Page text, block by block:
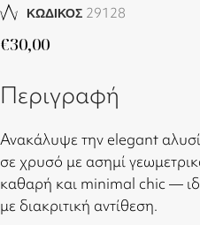
ΚΩΔΙΚΟΣ 29128
€30,00
Περιγραφή
Ανακάλυψε την elegant
σε χρυσό με ασημί
καθαρή και minimal chic —
με διακριτική αντίθεση.